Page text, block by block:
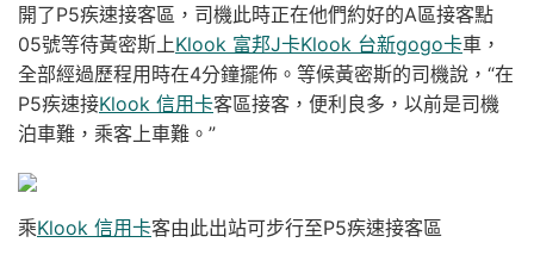
開了P5疾速接客區，司機此時正在他們約好的A區接客點
05號等待黃密斯上Klook 富邦J卡Klook 台新gogo卡車，
全部經過歷程用時在4分鐘擺佈。等候黃密斯的司機說，“在
P5疾速接Klook 信用卡客區接客，便利良多，以前是司機
泊車難，乘客上車難。”
乘Klook 信用卡客由此出站可步行至P5疾速接客區